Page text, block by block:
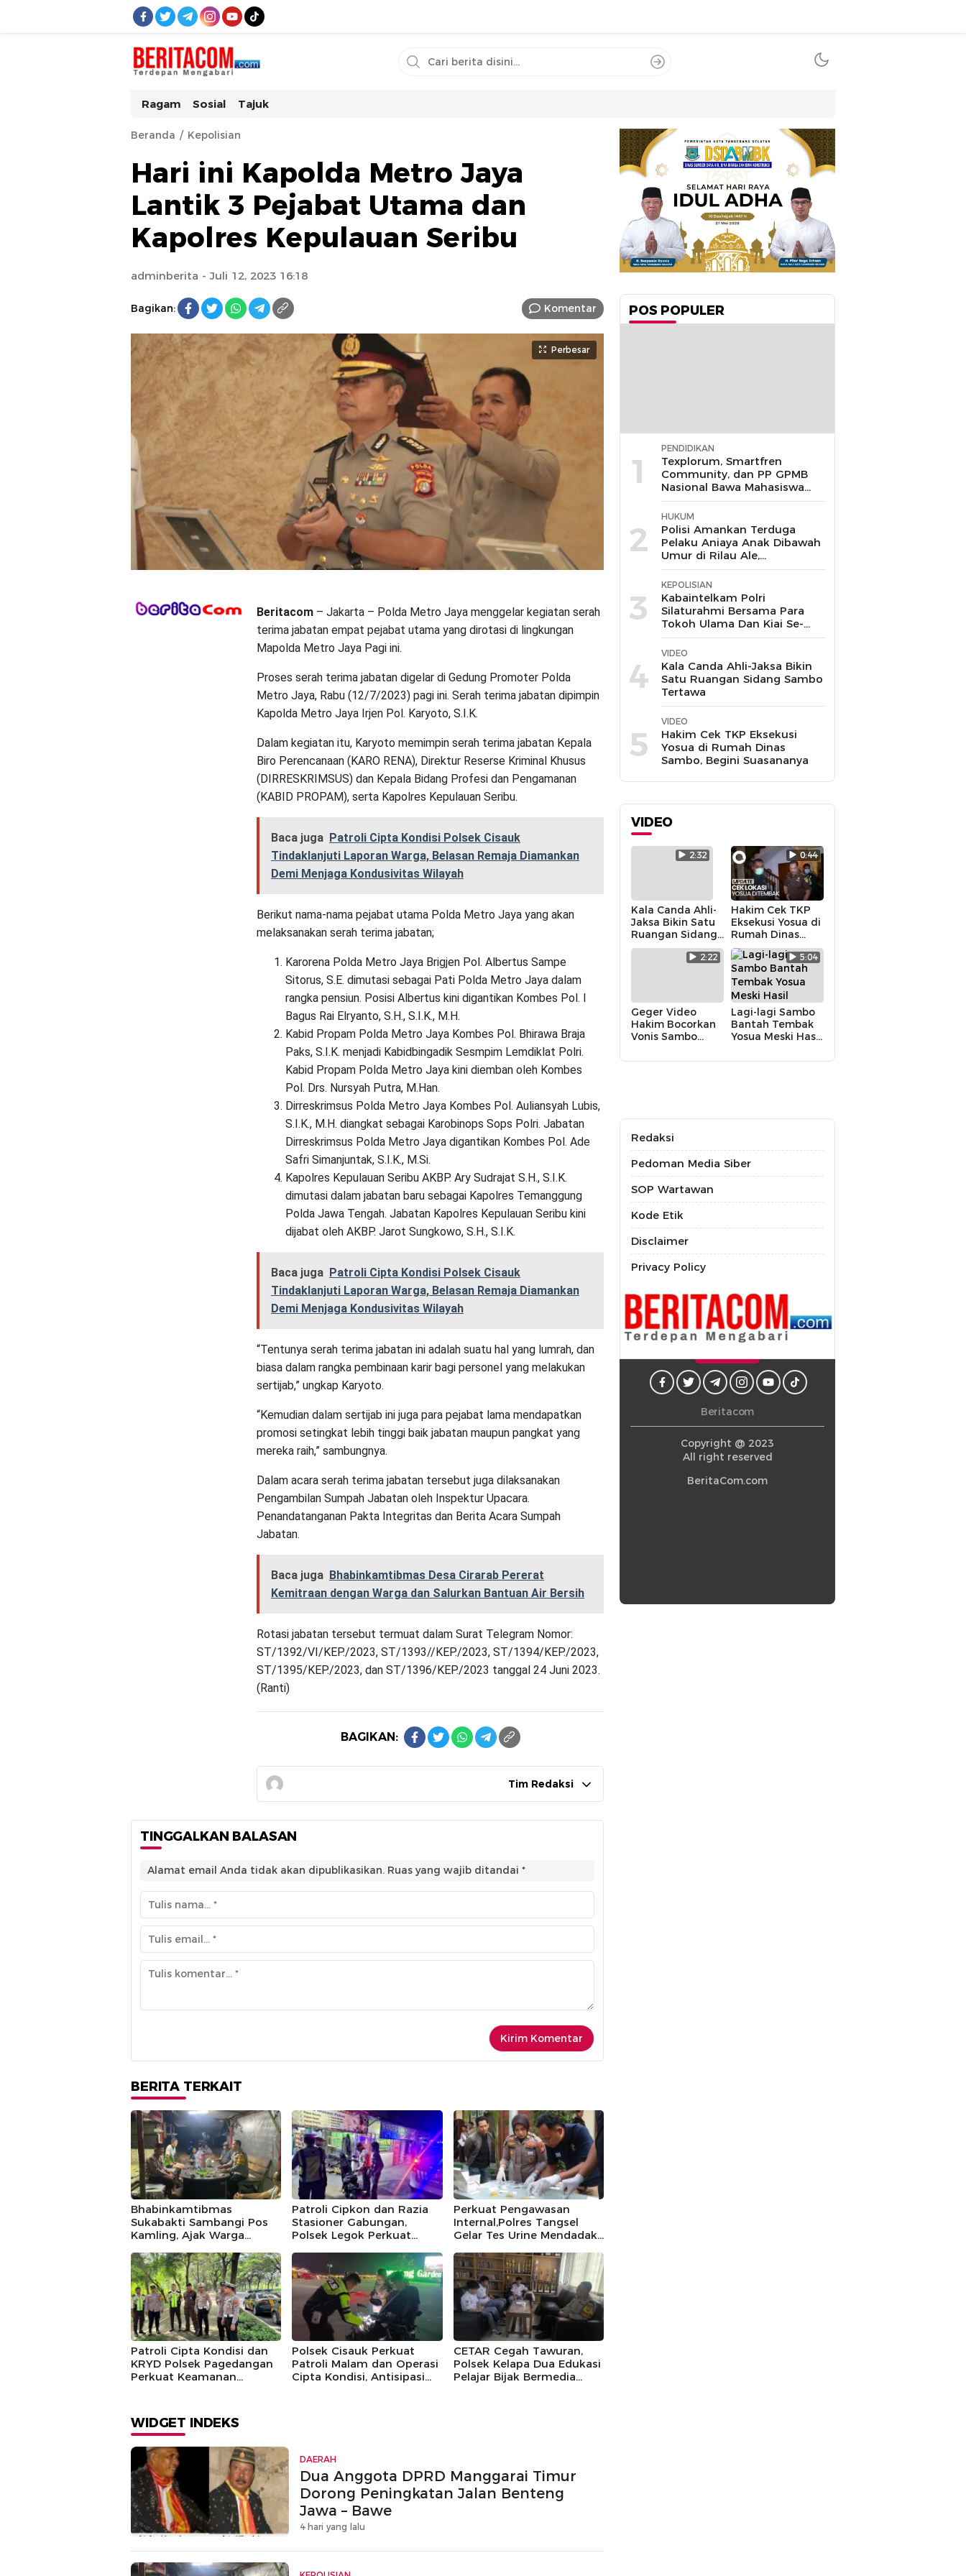
beritacom.com
bestnews
Ragam Sosial Tajuk
Beranda Kepolisian
Hari ini Kapolda Metro Jaya
Lantik 3 Pejabat Utama dan
Kapolres Kepulauan Seribu
adminberita - Juli 12, 2023 16:18
Bagikan: Komentar
Perbesar
Beritacom – Jakarta – Polda Metro Jaya menggelar kegiatan serah
terima jabatan empat pejabat utama yang dirotasi di lingkungan
Mapolda Metro Jaya Pagi ini.
Proses serah terima jabatan digelar di Gedung Promoter Polda
Metro Jaya, Rabu (12/7/2023) pagi ini. Serah terima jabatan dipimpin
Kapolda Metro Jaya Irjen Pol. Karyoto, S.I.K.
Dalam kegiatan itu, Karyoto memimpin serah terima jabatan Kepala
Biro Perencanaan (KARO RENA), Direktur Reserse Kriminal Khusus
(DIRRESKRIMSUS) dan Kepala Bidang Profesi dan Pengamanan
(KABID PROPAM), serta Kapolres Kepulauan Seribu.
Baca juga Patroli Cipta Kondisi Polsek Cisauk
Tindaklanjuti Laporan Warga, Belasan Remaja Diamankan
Demi Menjaga Kondusivitas Wilayah
Berikut nama-nama pejabat utama Polda Metro Jaya yang akan
melaksanakan serah terima jabatan;
Karorena Polda Metro Jaya Brigjen Pol. Albertus Sampe
Sitorus, S.E. dimutasi sebagai Pati Polda Metro Jaya dalam
rangka pensiun. Posisi Albertus kini digantikan Kombes Pol. I
Bagus Rai Elryanto, S.H., S.I.K., M.H.
Kabid Propam Polda Metro Jaya Kombes Pol. Bhirawa Braja
Paks, S.I.K. menjadi Kabidbingadik Sesmpim Lemdiklat Polri.
Kabid Propam Polda Metro Jaya kini diemban oleh Kombes
Pol. Drs. Nursyah Putra, M.Han.
Dirreskrimsus Polda Metro Jaya Kombes Pol. Auliansyah Lubis,
S.I.K., M.H. diangkat sebagai Karobinops Sops Polri. Jabatan
Dirreskrimsus Polda Metro Jaya digantikan Kombes Pol. Ade
Safri Simanjuntak, S.I.K., M.Si.
Kapolres Kepulauan Seribu AKBP. Ary Sudrajat S.H., S.I.K.
dimutasi dalam jabatan baru sebagai Kapolres Temanggung
Polda Jawa Tengah. Jabatan Kapolres Kepulauan Seribu kini
dijabat oleh AKBP. Jarot Sungkowo, S.H., S.I.K.
Baca juga Patroli Cipta Kondisi Polsek Cisauk
Tindaklanjuti Laporan Warga, Belasan Remaja Diamankan
Demi Menjaga Kondusivitas Wilayah
“Tentunya serah terima jabatan ini adalah suatu hal yang lumrah, dan
biasa dalam rangka pembinaan karir bagi personel yang melakukan
sertijab,” ungkap Karyoto.
“Kemudian dalam sertijab ini juga para pejabat lama mendapatkan
promosi setingkat lebih tinggi baik jabatan maupun pangkat yang
mereka raih,” sambungnya.
Dalam acara serah terima jabatan tersebut juga dilaksanakan
Pengambilan Sumpah Jabatan oleh Inspektur Upacara.
Penandatanganan Pakta Integritas dan Berita Acara Sumpah
Jabatan.
Baca juga Bhabinkamtibmas Desa Cirarab Pererat
Kemitraan dengan Warga dan Salurkan Bantuan Air Bersih
Rotasi jabatan tersebut termuat dalam Surat Telegram Nomor:
ST/1392/VI/KEP./2023, ST/1393//KEP./2023, ST/1394/KEP./2023,
ST/1395/KEP./2023, dan ST/1396/KEP./2023 tanggal 24 Juni 2023.
(Ranti)
BAGIKAN:
Tim Redaksi
TINGGALKAN BALASAN
Alamat email Anda tidak akan dipublikasikan. Ruas yang wajib ditandai *
BERITA TERKAIT
Bhabinkamtibmas
Sukabakti Sambangi Pos
Kamling, Ajak Warga
Lingkungan Melalui
Program Jaga Jakarta+
Patroli Cipkon dan Razia
Stasioner Gabungan,
Polsek Legok Perkuat
Perkuat Pengawasan
Internal,Polres Tangsel
Gelar Tes Urine Mendadak,
Patroli Cipta Kondisi dan
KRYD Polsek Pagedangan
Perkuat Keamanan
Polsek Cisauk Perkuat
Patroli Malam dan Operasi
Cipta Kondisi, Antisipasi
CETAR Cegah Tawuran,
Polsek Kelapa Dua Edukasi
Pelajar Bijak Bermedia
WIDGET INDEKS
DAERAH
Dua Anggota DPRD Manggarai Timur
Dorong Peningkatan Jalan Benteng
Jawa – Bawe
4 hari yang lalu
POS POPULER
1
PENDIDIKAN
Texplorum, Smartfren
Community, dan PP GPMB
Nasional Bawa Mahasiswa
UIN Jakarta Jelajahi Peluang
Karir di Era IoT
2
HUKUM
Polisi Amankan Terduga
Pelaku Aniaya Anak Dibawah
Umur di Rilau Ale,
Bulukumba
3
KEPOLISIAN
Kabaintelkam Polri
Silaturahmi Bersama Para
Tokoh Ulama Dan Kiai Se-
Kabupaten Cirebon
4
VIDEO
Kala Canda Ahli-Jaksa Bikin
Satu Ruangan Sidang Sambo
Tertawa
5
VIDEO
Hakim Cek TKP Eksekusi
Yosua di Rumah Dinas
Sambo, Begini Suasananya
VIDEO
2:32
Kala Canda Ahli-
Jaksa Bikin Satu
Ruangan Sidang
Sambo Tertawa
0:44
Hakim Cek TKP
Eksekusi Yosua di
Rumah Dinas
Sambo, Begini
Suasananya
2:22
Geger Video
Hakim Bocorkan
Vonis Sambo
Tangan
5:04
Lagi-lagi Sambo
Bantah Tembak
Yosua Meski Hasil
Lain
Redaksi
Pedoman Media Siber
SOP Wartawan
Kode Etik
Disclaimer
Privacy Policy
Beritacom
Copyright @ 2023
All right reserved
BeritaCom.com